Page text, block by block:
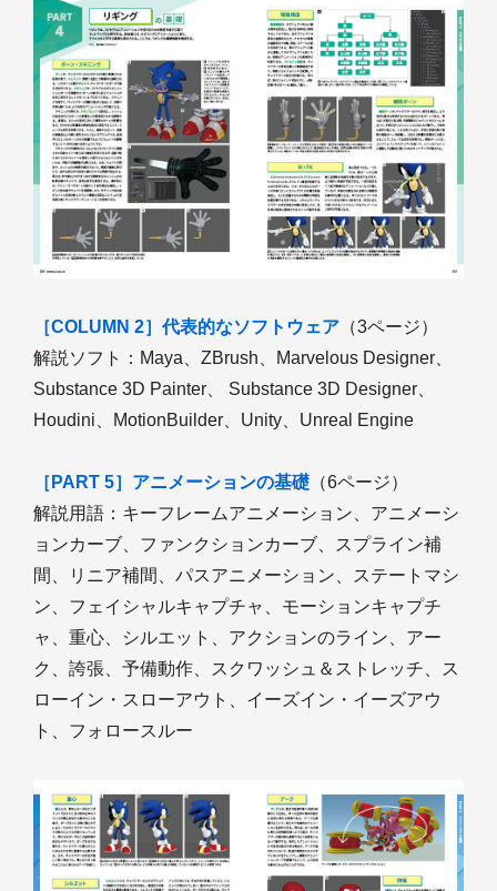
［COLUMN 2］代表的なソフトウェア （3ページ）
解説ソフト：Maya、ZBrush、Marvelous Designer、
Substance 3D Painter、 Substance 3D Designer、
Houdini、MotionBuilder、Unity、Unreal Engine
［PART 5］アニメーションの基礎 （6ページ）
解説用語：キーフレームアニメーション、アニメーシ
ョンカーブ、ファンクションカーブ、スプライン補
間、リニア補間、パスアニメーション、ステートマシ
ン、フェイシャルキャプチャ、モーションキャプチ
ャ、重心、シルエット、アクションのライン、アー
ク、誇張、予備動作、スクワッシュ＆ストレッチ、ス
ローイン・スローアウト、イーズイン・イーズアウ
ト、フォロースルー